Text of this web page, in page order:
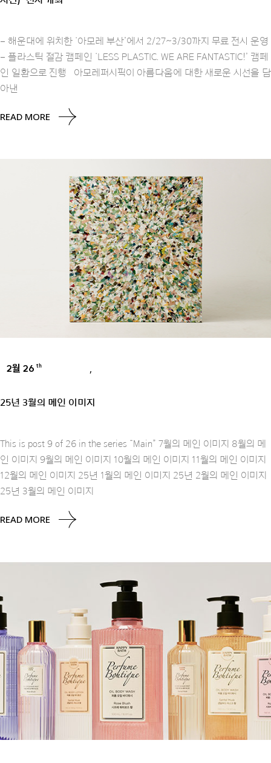
– 해운대에 위치한 ‘아모레 부산’에서 2/27~3/30까지 무료 전시 운영
– 플라스틱 절감 캠페인 ‘LESS PLASTIC. WE ARE FANTASTIC!’ 캠페
인 일환으로 진행 아모레퍼시픽이 아름다움에 대한 새로운 시선을 담
아낸
READ MORE
2월 26 th ,
25년 3월의 메인 이미지
This is post 9 of 26 in the series “Main” 7월의 메인 이미지 8월의 메
인 이미지 9월의 메인 이미지 10월의 메인 이미지 11월의 메인 이미지
12월의 메인 이미지 25년 1월의 메인 이미지 25년 2월의 메인 이미지
25년 3월의 메인 이미지
READ MORE